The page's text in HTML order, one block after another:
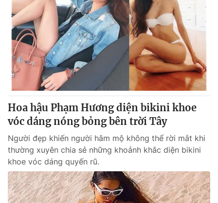
THỜI BÁO VTV
Theo dõi báo trên
Cơ quan chủ quản:Đài Truyền hình Việt Nam
Cơ quan báo chí:Thời báo VTV
Giấy phép hoạt động báo in và báo điện tử số 483/GP-BTTTT
cấp ngày 29/12/2023
Tổng Biên tập:Vũ Thanh Thủy
Phó Tổng Biên tập:
Nguyễn Thị Mỹ Hạnh, Phạm Quốc Thắng,
Nguyễn Trọng Ninh
Tổng đài VTV:
024.38 355 931 - 024.38 355 932
Ðiện thoại Thời báo VTV:024.66 897 897
Email:toasoan@vtv.vn
Liên hệ quảng cáo:024-7300.7108
Hoa hậu Phạm Hương diện bikini khoe
vóc dáng nóng bỏng bên trời Tây
Người đẹp khiến người hâm mộ không thể rời mắt khi
thường xuyên chia sẻ những khoảnh khắc diện bikini
khoe vóc dáng quyến rũ.